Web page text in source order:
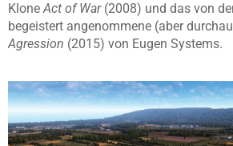
KloneAct of War(2008) und das von
begeistert angenommene (aber
Agression (2015) von Eugen Systems.